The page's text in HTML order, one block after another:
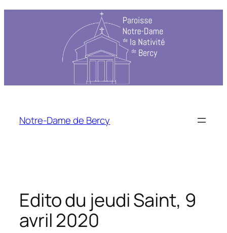
Notre-Dame de Bercy
Edito du jeudi Saint, 9
avril 2020